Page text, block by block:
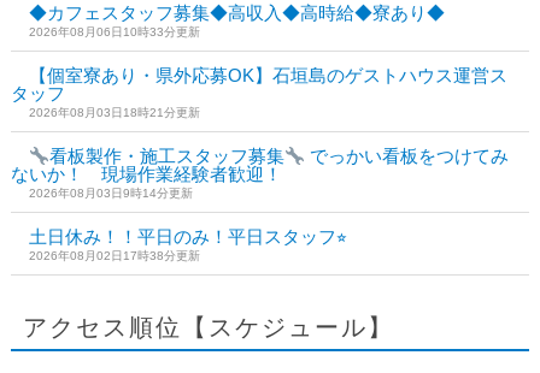
◆カフェスタッフ募集◆高収入◆高時給◆寮あり◆
2026年08月06日10時33分更新
【個室寮あり・県外応募OK】石垣島のゲストハウス運営ス
タッフ
2026年08月03日18時21分更新
看板製作・施工スタッフ募集
でっかい看板をつけてみ
ないか！ 現場作業経験者歓迎！
2026年08月03日9時14分更新
土日休み！！平日のみ！平日スタッフ⭐︎
2026年08月02日17時38分更新
アクセス順位【スケジュール】